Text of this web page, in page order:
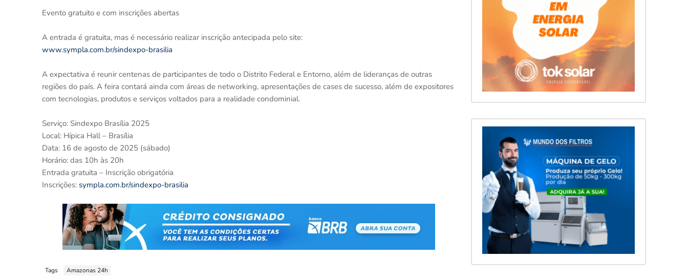
Evento gratuito e com inscrições abertas
A entrada é gratuita, mas é necessário realizar inscrição antecipada pelo site:
www.sympla.com.br/sindexpo-brasilia
A expectativa é reunir centenas de participantes de todo o Distrito Federal e Entorno, além de lideranças de outras
regiões do país. A feira contará ainda com áreas de networking, apresentações de cases de sucesso, além de expositores
com tecnologias, produtos e serviços voltados para a realidade condominial.
Serviço: Sindexpo Brasília 2025
Local: Hípica Hall – Brasília
Data: 16 de agosto de 2025 (sábado)
Horário: das 10h às 20h
Entrada gratuita – Inscrição obrigatória
Inscrições: sympla.com.br/sindexpo-brasilia
Tags Amazonas 24h